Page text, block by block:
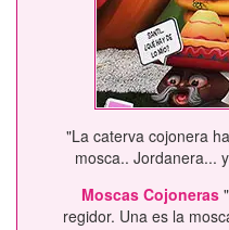
"La caterva cojonera
mosca.. Jordanera...
Moscas Cojoneras
regidor. Una es la